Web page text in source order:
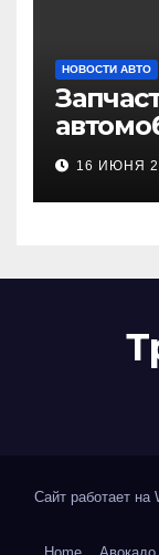
НОВОСТИ АВТО
база
16 ИЮНЯ
Сайт работает на